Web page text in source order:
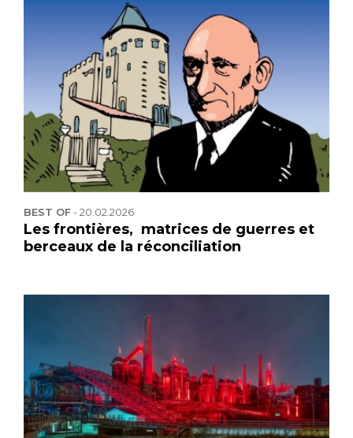
BEST OF-20.02.2026
Les frontières, matrices de guerres et
berceaux de la réconciliation